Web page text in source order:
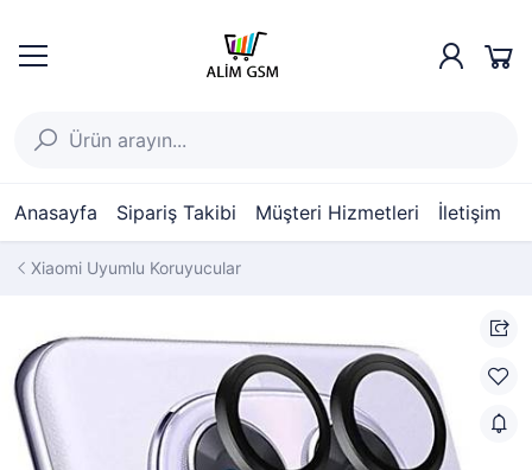
Anasayfa Sipariş Takibi Müşteri Hizmetleri İletişim
Xiaomi Uyumlu Koruyucular